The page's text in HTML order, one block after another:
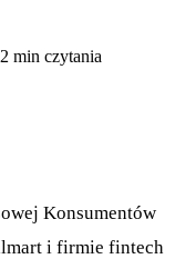
2 min czytania
Konsumentów
i firmie fintech